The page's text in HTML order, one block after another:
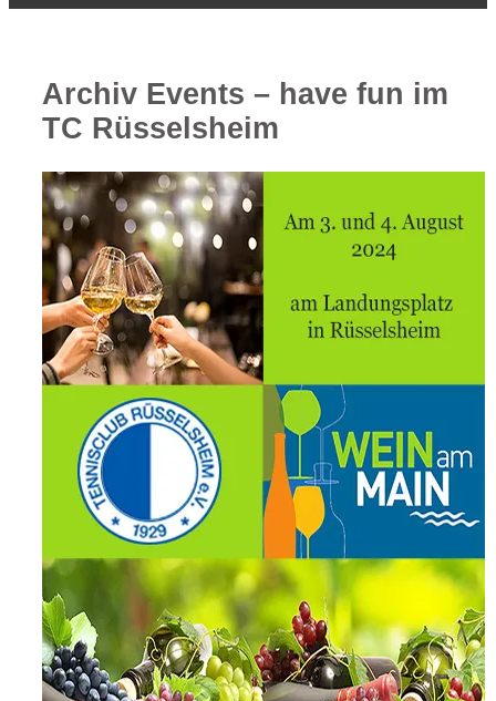
Archiv Events – have fun im
TC Rüsselsheim